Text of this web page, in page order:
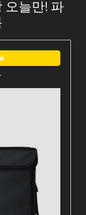
오늘만! 파